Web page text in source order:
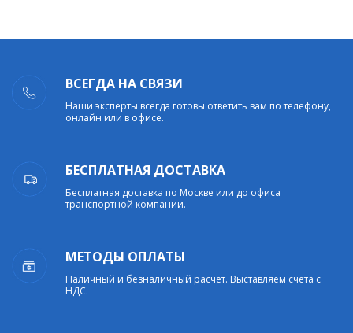
ВСЕГДА НА СВЯЗИ
Наши эксперты всегда готовы ответить вам по телефону,
онлайн или в офисе.
БЕСПЛАТНАЯ ДОСТАВКА
Бесплатная доставка по Москве или до офиса
транспортной компании.
МЕТОДЫ ОПЛАТЫ
Наличный и безналичный расчет. Выставляем счета с
НДС.